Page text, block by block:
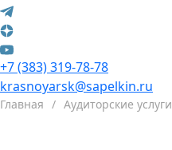
+7 (383) 319-78-78
krasnoyarsk@sapelkin.ru
Главная / Аудиторские услуги